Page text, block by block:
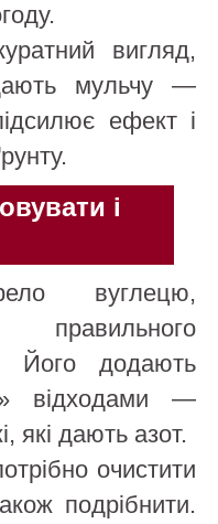
вигляд,
мульчу —
ефект і
і
вуглецю,
Його додають
відходами —
які дають азот.
очистити
подрібнити.